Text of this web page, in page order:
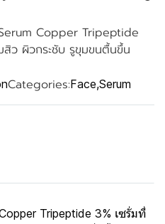
Copper Tripeptide
ว ผิวกระชับ รูขุมขนตื้นขึ้น
Categories:Face,Serum
Tripeptide 3% เซรั่มที่